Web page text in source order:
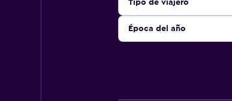
Tipo de viajero
Época del año